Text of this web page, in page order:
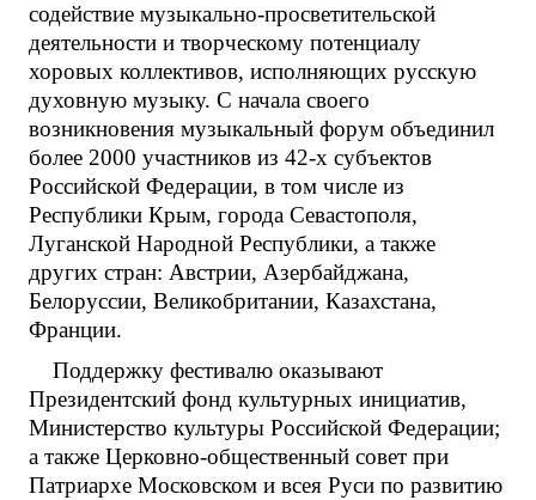
содействие музыкально-просветительской
деятельности и творческому потенциалу
хоровых коллективов, исполняющих русскую
духовную музыку. С начала своего
возникновения музыкальный форум объединил
более 2000 участников из 42-х субъектов
Российской Федерации, в том числе из
Республики Крым, города Севастополя,
Луганской Народной Республики, а также
других стран: Австрии, Азербайджана,
Белоруссии, Великобритании, Казахстана,
Франции.
Поддержку фестивалю оказывают
Президентский фонд культурных инициатив,
Министерство культуры Российской Федерации;
а также Церковно-общественный совет при
Патриархе Московском и всея Руси по развитию